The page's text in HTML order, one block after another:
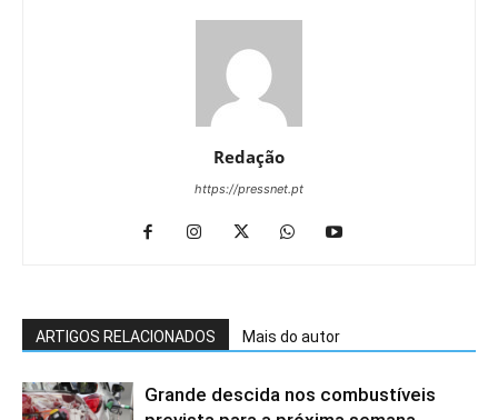
Redação
https://pressnet.pt
ARTIGOS RELACIONADOS Mais do autor
Grande descida nos combustíveis